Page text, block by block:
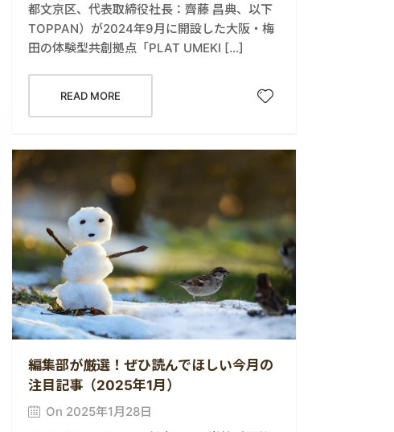
都文京区、代表取締役社長：齊藤 昌典、以下
TOPPAN）が2024年9月に開設した大阪・梅
田の体験型共創拠点「PLAT UMEKI […]
READ MORE
編集部が厳選！ぜひ読んでほしい今月の
注目記事（2025年1月）
On 2025年1月28日